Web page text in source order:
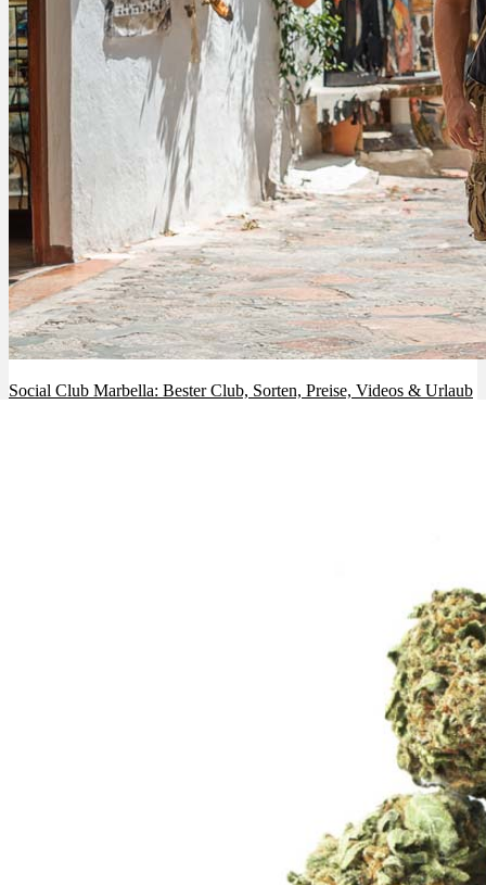
Social Club Marbella: Bester Club, Sorten, Preise, Videos & Urlaub